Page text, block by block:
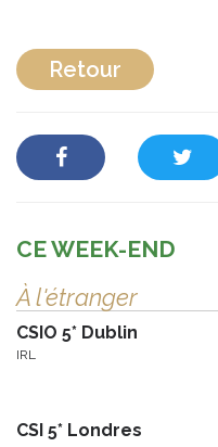
Retour
CE WEEK-END
À l'étranger
CSIO 5* Dublin
IRL
CSI 5* Londres